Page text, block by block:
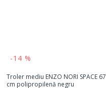
-14 %
Troler mediu ENZO NORI SPACE 67
cm polipropilenă negru